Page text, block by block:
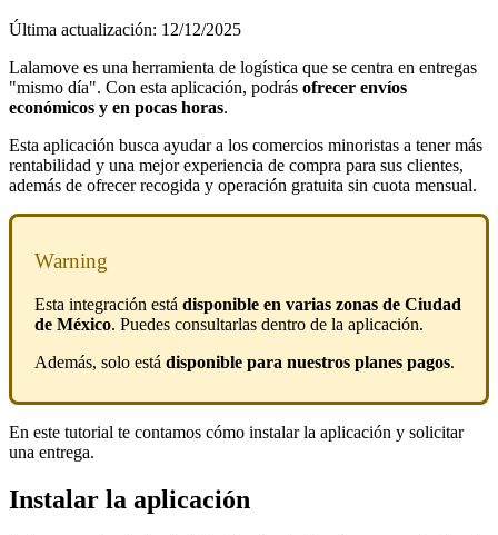
Última actualización: 12/12/2025
Lalamove es una herramienta de logística que se centra en entregas
"mismo día". Con esta aplicación, podrás ofrecer envíos
económicos y en pocas horas.
Esta aplicación busca ayudar a los comercios minoristas a tener más
rentabilidad y una mejor experiencia de compra para sus clientes,
además de ofrecer recogida y operación gratuita sin cuota mensual.
Warning
Esta integración está disponible en varias zonas de Ciudad
de México. Puedes consultarlas dentro de la aplicación.
Además, solo está disponible para nuestros planes pagos.
En este tutorial te contamos cómo instalar la aplicación y solicitar
una entrega.
Instalar la aplicación